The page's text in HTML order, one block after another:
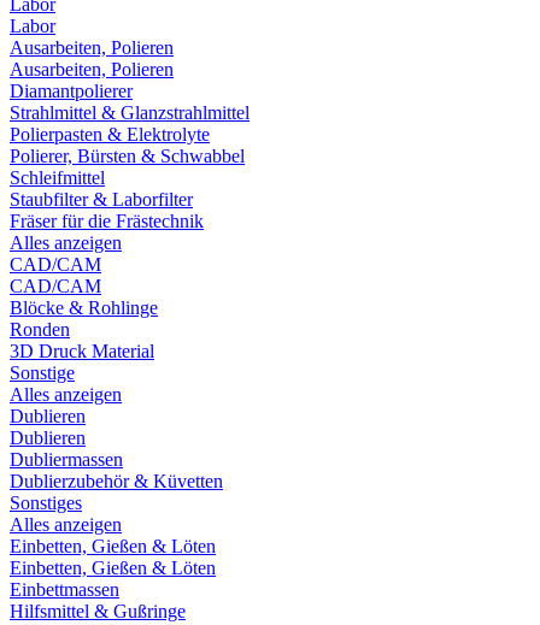
Labor
Labor
Ausarbeiten, Polieren
Ausarbeiten, Polieren
Diamantpolierer
Strahlmittel & Glanzstrahlmittel
Polierpasten & Elektrolyte
Polierer, Bürsten & Schwabbel
Schleifmittel
Staubfilter & Laborfilter
Fräser für die Frästechnik
Alles anzeigen
CAD/CAM
CAD/CAM
Blöcke & Rohlinge
Ronden
3D Druck Material
Sonstige
Alles anzeigen
Dublieren
Dublieren
Dubliermassen
Dublierzubehör & Küvetten
Sonstiges
Alles anzeigen
Einbetten, Gießen & Löten
Einbetten, Gießen & Löten
Einbettmassen
Hilfsmittel & Gußringe